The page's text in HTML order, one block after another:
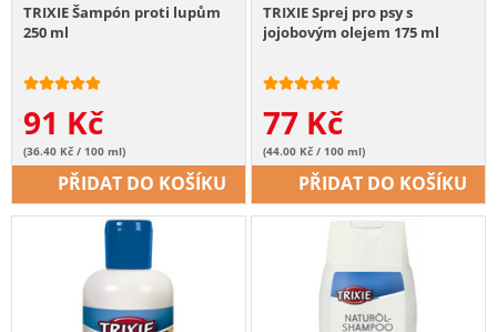
TRIXIE Šampón proti lupům
250 ml
91 Kč
(36.40 Kč / 100 ml)
PŘIDAT DO KOŠÍKU
TRIXIE Sprej pro psy s
jojobovým olejem 175 ml
77 Kč
(44.00 Kč / 100 ml)
PŘIDAT DO KOŠÍKU